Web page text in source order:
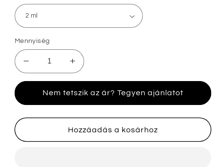
Mennyiség
GALIMARD
Ma
minták
Eau
De
koncentrációban
GALIMARD
Ma
minták
Eau
De
Parfum
koncentrációban
Nem tetszik az ár? Tegyen ajánlatot
Hozzáadás a kosárhoz